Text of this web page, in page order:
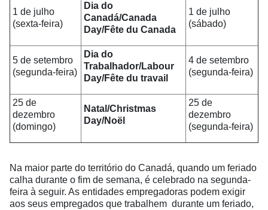
1 de julho
(sexta-feira)
Dia do
Canadá/Canada
Day/Fête du Canada
1 de julho
(sábado)
5 de setembro
(segunda-feira)
Dia do
Trabalhador/Labour
Day/Fête du travail
4 de setembro
(segunda-feira)
25 de
dezembro
(domingo)
Natal/Christmas
Day/Noël
25 de
dezembro
(segunda-feira)
Na maior parte do território do Canadá, quando um feriado
calha durante o fim de semana, é celebrado na segunda-
feira à seguir. As entidades empregadoras podem exigir
aos seus empregados que trabalhem durante um feriado,